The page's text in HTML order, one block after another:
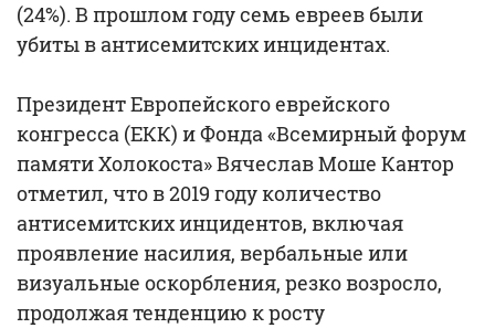
(24%). В прошлом году семь евреев были
убиты в антисемитских инцидентах.
Президент Европейского еврейского
конгресса (ЕКК) и Фонда «Всемирный форум
памяти Холокоста» Вячеслав Моше Кантор
отметил, что в 2019 году количество
антисемитских инцидентов, включая
проявление насилия, вербальные или
визуальные оскорбления, резко возросло,
продолжая тенденцию к росту